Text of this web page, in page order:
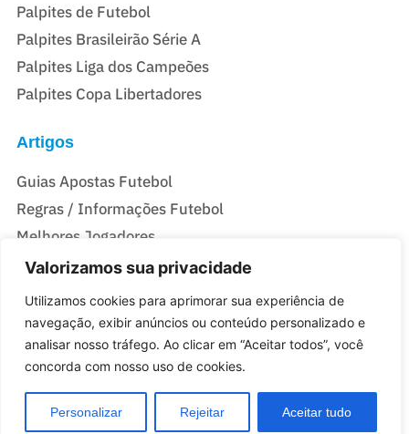
Valorizamos sua privacidade
Utilizamos cookies para aprimorar sua experiência de
navegação, exibir anúncios ou conteúdo personalizado e
analisar nosso tráfego. Ao clicar em “Aceitar todos”, você
concorda com nosso uso de cookies.
Personalizar Rejeitar Aceitar tudo
Palpites de Futebol
Palpites Brasileirão Série A
Palpites Liga dos Campeões
Palpites Copa Libertadores
Artigos
Guias Apostas Futebol
Regras / Informações Futebol
Melhores Jogadores
Casas De Apostas Do Brasil
Melhores Casas de Apostas no Brasil
Melhores sites de Apostas com Bônus no Brasil